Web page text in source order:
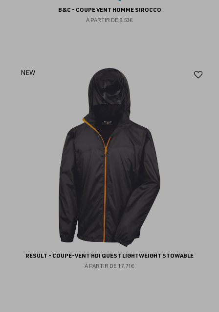
B&C - COUPE VENT HOMME SIROCCO
À PARTIR DE 8.53€
NEW
RESULT - COUPE-VENT HDI QUEST LIGHTWEIGHT STOWABLE
À PARTIR DE 17.71€